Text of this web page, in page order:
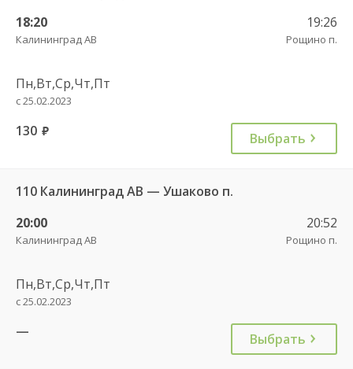
18:20
Калининград АВ
19:26
Рощино п.
Пн,Вт,Ср,Чт,Пт
с 25.02.2023
130 руб. Выбрать
110 Калининград АВ — Ушаково п.
20:00
Калининград АВ
20:52
Рощино п.
Пн,Вт,Ср,Чт,Пт
с 25.02.2023
— Выбрать